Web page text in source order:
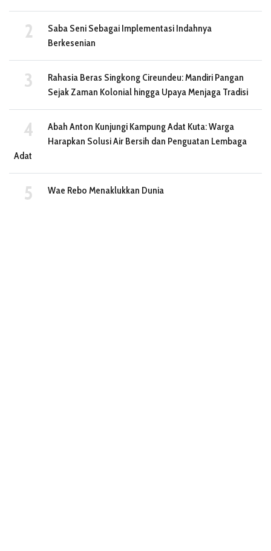
Saba Seni Sebagai Implementasi Indahnya
Berkesenian
Rahasia Beras Singkong Cireundeu: Mandiri Pangan
Sejak Zaman Kolonial hingga Upaya Menjaga Tradisi
Abah Anton Kunjungi Kampung Adat Kuta: Warga
Harapkan Solusi Air Bersih dan Penguatan Lembaga
Adat
Wae Rebo Menaklukkan Dunia